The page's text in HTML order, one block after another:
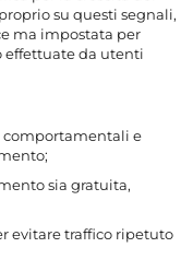
su questi segnali,
ma impostata per
effettuate da utenti
e
sia gratuita,
evitare traffico ripetuto